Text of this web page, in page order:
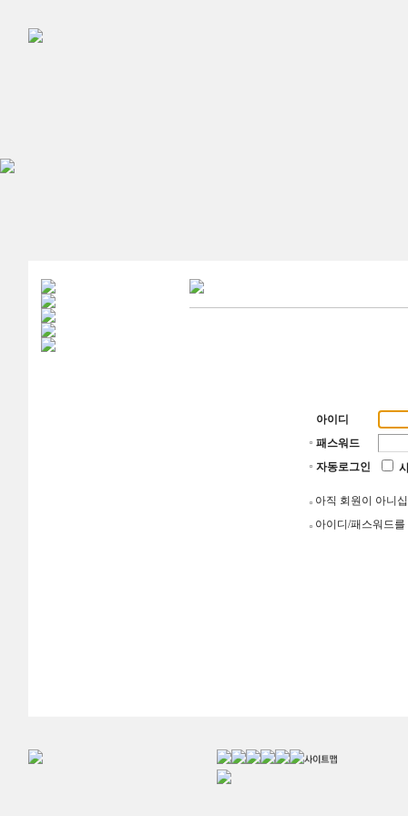
아이디
패스워드
자동로그인
아직 회원이 아니
아이디/패스워드